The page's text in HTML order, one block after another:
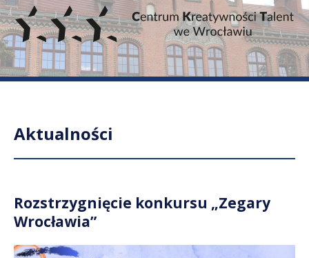
Aktualności
Rozstrzygnięcie konkursu „Zegary
Wrocławia”